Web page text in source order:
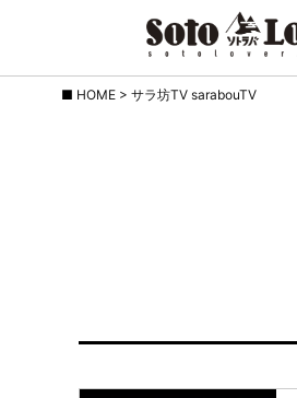
HOME > サラ坊TV sarabouTV